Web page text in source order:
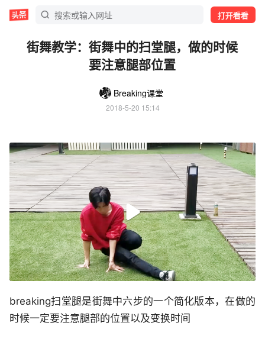
打开看看
街舞教学：街舞中的扫堂腿，做的时候
要注意腿部位置
Breaking课堂
2018-5-20 15:14
breaking扫堂腿是街舞中六步的一个简化版本，在做的
时候一定要注意腿部的位置以及变换时间